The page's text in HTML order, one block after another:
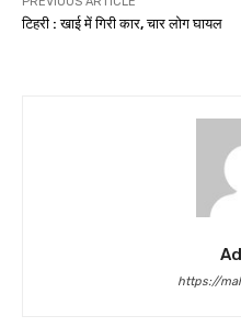
टिहरी : खाई में गिरी कार, चार लोग घायल
https://